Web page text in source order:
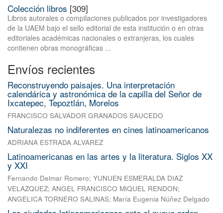
Colección libros [309]
Libros autorales o compilaciones publicados por investigadores
de la UAEM bajo el sello editorial de esta institución o en otras
editoriales académicas nacionales o extranjeras, los cuales
contienen obras monográficas ...
Envíos recientes
Reconstruyendo paisajes. Una interpretación
calendárica y astronómica de la capilla del Señor de
Ixcatepec, Tepoztlán, Morelos
FRANCISCO SALVADOR GRANADOS SAUCEDO
Naturalezas no indiferentes en cines latinoamericanos
ADRIANA ESTRADA ALVAREZ
Latinoamericanas en las artes y la literatura. Siglos XX
y XXI
Fernando Delmar Romero; YUNUEN ESMERALDA DIAZ
VELAZQUEZ; ANGEL FRANCISCO MIQUEL RENDON;
ANGELICA TORNERO SALINAS; María Eugenia Núñez Delgado